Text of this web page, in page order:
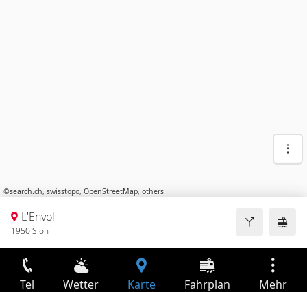
©search.ch, swisstopo, OpenStreetMap, others
L'Envol
1950 Sion
Tel Wetter Karte Fahrplan Mehr